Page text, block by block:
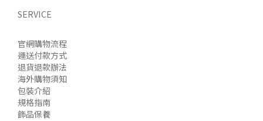
SERVICE
官網購物流程
運送付款方式
退貨退款辦法
海外購物須知
包裝介紹
規格指南
飾品保養